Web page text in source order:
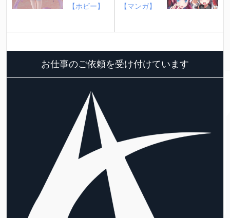
【ホビー】
【マンガ】
お仕事のご依頼を受け付けています